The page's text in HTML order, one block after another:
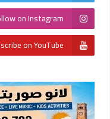
on Instagram
on YouTube